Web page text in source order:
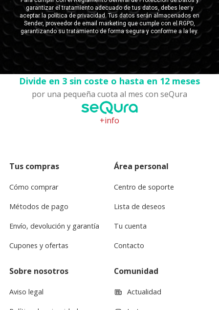
Divide en 3 sin coste o hasta en 12 meses
por una pequeña cuota al mes con seQura
+info
Tus compras
Cómo comprar
Métodos de pago
Envío, devolución y garantía
Cupones y ofertas
Área personal
Centro de soporte
Lista de deseos
Tu cuenta
Contacto
Sobre nosotros
Aviso legal
Comunidad
Actualidad